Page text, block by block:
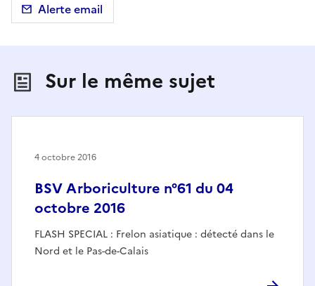
Alerte email
Sur le même sujet
BSV Arboriculture n°61 du 04
octobre 2016
FLASH SPECIAL : Frelon asiatique : détecté dans le
Nord et le Pas-de-Calais
4 octobre 2016